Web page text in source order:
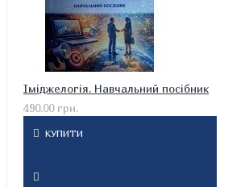
Іміджелогія. Навчальний посібник
490.00 грн.
КУПИТИ